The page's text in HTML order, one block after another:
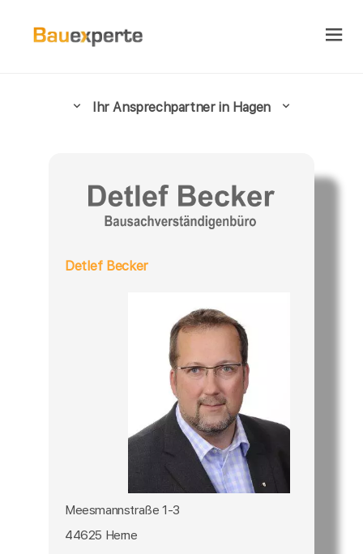
Ihr Ansprechpartner in Hagen
Detlef Becker
Meesmannstraße 1-3
44625 Herne